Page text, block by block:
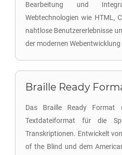
Bearbeitung und
Webtechnologien wie HTML,
nahtlose Benutzererlebnisse
der modernen
Braille Ready
Das Braille Ready Format
Textdateiformat für die
Transkriptionen. Entwickelt
of the Blind und dem